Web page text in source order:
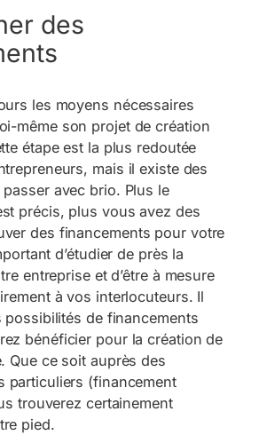
des
les moyens nécessaires
même son projet de création
étape est la plus redoutée
mais il existe des
avec brio. Plus le
précis, plus vous avez des
des financements pour votre
d’étudier de près la
entreprise et d’être à mesure
à vos interlocuteurs. Il
possibilités de financements
bénéficier pour la création de
Que ce soit auprès des
particuliers (financement
trouverez certainement
pied.